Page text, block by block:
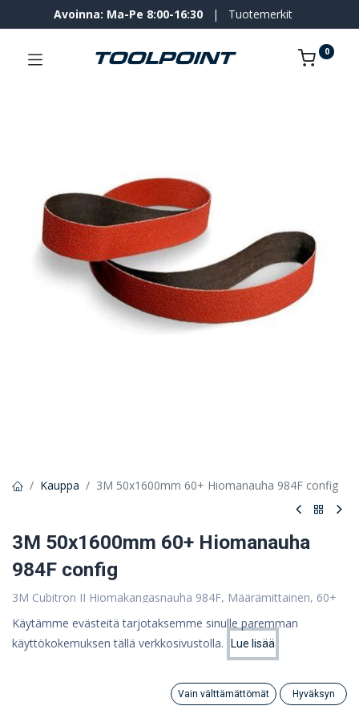
Hinta:
Lisää ostoskoriin
Category
Avoinna: Ma-Pe 8:00-16:30 | Tuotemerkit
0
Kauppa 3M 50x1600mm 60+ Hiomanauha 984F config
3M 50x1600mm 60+ Hiomanauha
984F config
3M Cubitron II Hiomakangasnauha 984F, Määrämittainen, 60+
13,72 €
10,93 € (ALV 0%)
Käytämme evästeitä tarjotaksemme sinulle paremman
käyttökokemuksen tällä verkkosivustolla.
Lue lisää
Vain välttämättömät Hyväksyn